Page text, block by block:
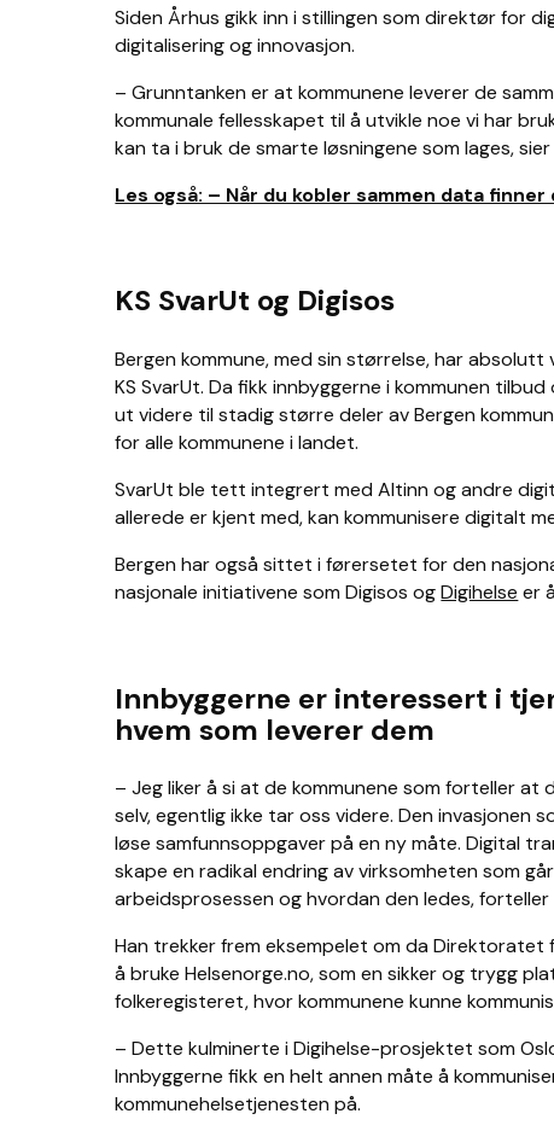
Siden Århus gikk inn i stillingen som direktør for
digitalisering og innovasjon.
– Grunntanken er at kommunene leverer de
kommunale fellesskapet til å utvikle noe vi har
kan ta i bruk de smarte løsningene som lages, sier
Les også: – Når du kobler sammen data
KS SvarUt og Digisos
Bergen kommune, med sin størrelse, har
KS SvarUt. Da fikk innbyggerne i kommunen
ut videre til stadig større deler av Bergen
for alle kommunene i landet.
SvarUt ble tett integrert med Altinn og andre
allerede er kjent med, kan kommunisere digitalt
Bergen har også sittet i førersetet for den
nasjonale initiativene som Digisos ogDigihelse er
Innbyggerne er interessert i
hvem som leverer dem
– Jeg liker å si at de kommunene som forteller at
selv, egentlig ikke tar oss videre. Den invasjonen
løse samfunnsoppgaver på en ny måte. Digital
skape en radikal endring av virksomheten som
arbeidsprosessen og hvordan den ledes, forteller
Han trekker frem eksempelet om da Direktoratet
å bruke Helsenorge.no, som en sikker og trygg
folkeregisteret, hvor kommunene kunne
– Dette kulminerte i Digihelse-prosjektet som
Innbyggerne fikk en helt annen måte å
kommunehelsetjenesten på.